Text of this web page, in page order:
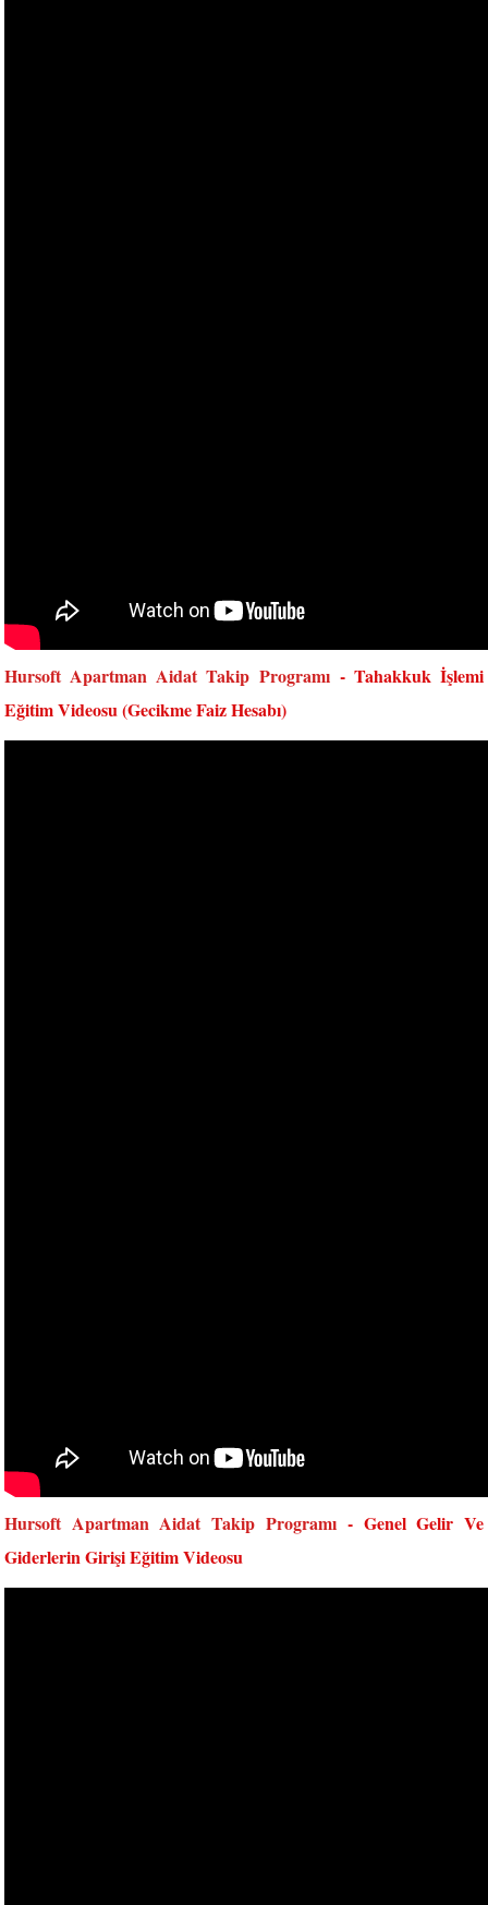
Hursoft Apartman Aidat Takip Programı- Tahakkuk İşlemi
Eğitim Videosu (Gecikme Faiz Hesabı)
Hursoft Apartman Aidat Takip Programı- Genel Gelir Ve
Giderlerin Girişi Eğitim Videosu